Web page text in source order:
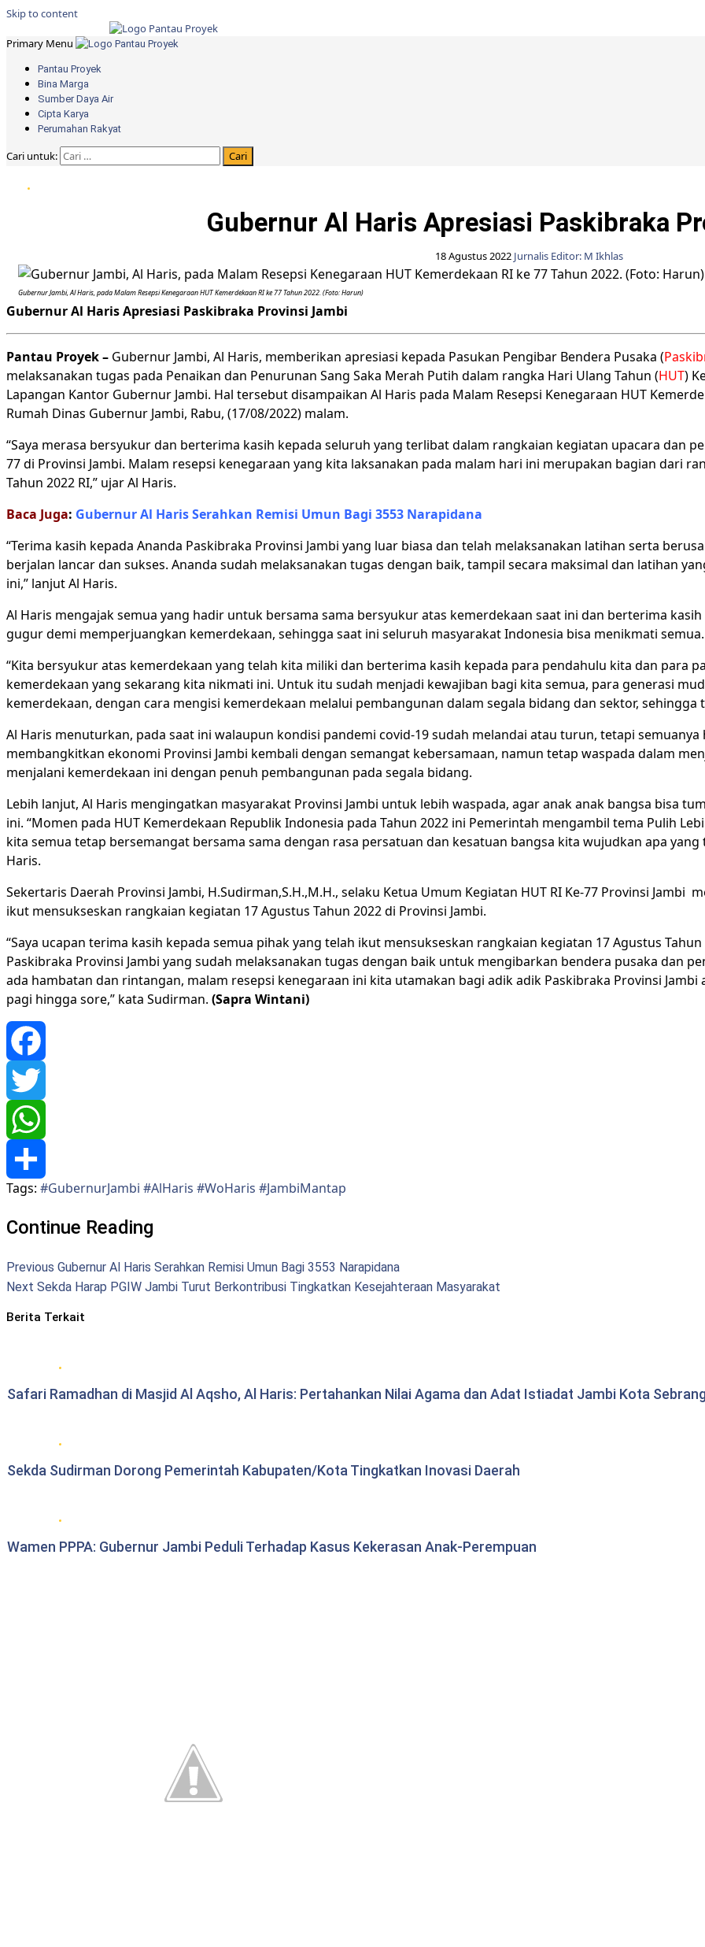
Skip to content
Primary Menu
Pantau Proyek
Bina Marga
Sumber Daya Air
Cipta Karya
Perumahan Rakyat
Cari untuk:
Gubernur Al Haris Apresiasi Paskibraka
18 Agustus 2022 Jurnalis Editor: M Ikhlas
Gubernur Jambi, Al Haris, pada Malam Resepsi Kenegaraan HUT Kemerdekaan RI ke 77 Tahun 2022. (Foto: Harun)
Gubernur Al Haris Apresiasi Paskibraka Provinsi Jambi
Pantau Proyek – Gubernur Jambi, Al Haris, memberikan apresiasi kepada Pasukan Pengibar Bendera Pusaka (
melaksanakan tugas pada Penaikan dan Penurunan Sang Saka Merah Putih dalam rangka Hari Ulang Tahun (HUT)
Lapangan Kantor Gubernur Jambi. Hal tersebut disampaikan Al Haris pada Malam Resepsi Kenegaraan HUT
Rumah Dinas Gubernur Jambi, Rabu, (17/08/2022) malam.
“Saya merasa bersyukur dan berterima kasih kepada seluruh yang terlibat dalam rangkaian kegiatan upacara dan
77 di Provinsi Jambi. Malam resepsi kenegaraan yang kita laksanakan pada malam hari ini merupakan bagian dari
Tahun 2022 RI,” ujar Al Haris.
Baca Juga: Gubernur Al Haris Serahkan Remisi Umun Bagi 3553 Narapidana
“Terima kasih kepada Ananda Paskibraka Provinsi Jambi yang luar biasa dan telah melaksanakan latihan serta
berjalan lancar dan sukses. Ananda sudah melaksanakan tugas dengan baik, tampil secara maksimal dan latihan
ini,” lanjut Al Haris.
Al Haris mengajak semua yang hadir untuk bersama sama bersyukur atas kemerdekaan saat ini dan berterima
gugur demi memperjuangkan kemerdekaan, sehingga saat ini seluruh masyarakat Indonesia bisa menikmati semua.
“Kita bersyukur atas kemerdekaan yang telah kita miliki dan berterima kasih kepada para pendahulu kita dan para
kemerdekaan yang sekarang kita nikmati ini. Untuk itu sudah menjadi kewajiban bagi kita semua, para generasi
kemerdekaan, dengan cara mengisi kemerdekaan melalui pembangunan dalam segala bidang dan sektor,
Al Haris menuturkan, pada saat ini walaupun kondisi pandemi covid-19 sudah melandai atau turun, tetapi
membangkitkan ekonomi Provinsi Jambi kembali dengan semangat kebersamaan, namun tetap waspada dalam
menjalani kemerdekaan ini dengan penuh pembangunan pada segala bidang.
Lebih lanjut, Al Haris mengingatkan masyarakat Provinsi Jambi untuk lebih waspada, agar anak anak bangsa bisa
ini. “Momen pada HUT Kemerdekaan Republik Indonesia pada Tahun 2022 ini Pemerintah mengambil tema Pulih
kita semua tetap bersemangat bersama sama dengan rasa persatuan dan kesatuan bangsa kita wujudkan apa
Haris.
Sekertaris Daerah Provinsi Jambi, H.Sudirman,S.H.,M.H., selaku Ketua Umum Kegiatan HUT RI Ke-77 Provinsi
ikut mensukseskan rangkaian kegiatan 17 Agustus Tahun 2022 di Provinsi Jambi.
“Saya ucapan terima kasih kepada semua pihak yang telah ikut mensukseskan rangkaian kegiatan 17 Agustus
Paskibraka Provinsi Jambi yang sudah melaksanakan tugas dengan baik untuk mengibarkan bendera pusaka dan
ada hambatan dan rintangan, malam resepsi kenegaraan ini kita utamakan bagi adik adik Paskibraka Provinsi
pagi hingga sore,” kata Sudirman. (Sapra Wintani)
Facebook
Twitter
WhatsApp
Share
Tags: #GubernurJambi #AlHaris #WoHaris #JambiMantap
Continue Reading
Previous Gubernur Al Haris Serahkan Remisi Umun Bagi 3553 Narapidana
Next Sekda Harap PGIW Jambi Turut Berkontribusi Tingkatkan Kesejahteraan Masyarakat
Berita Terkait
Safari Ramadhan di Masjid Al Aqsho, Al Haris: Pertahankan Nilai Agama dan Adat Istiadat Jambi Kota
Sekda Sudirman Dorong Pemerintah Kabupaten/Kota Tingkatkan Inovasi Daerah
Wamen PPPA: Gubernur Jambi Peduli Terhadap Kasus Kekerasan Anak-Perempuan